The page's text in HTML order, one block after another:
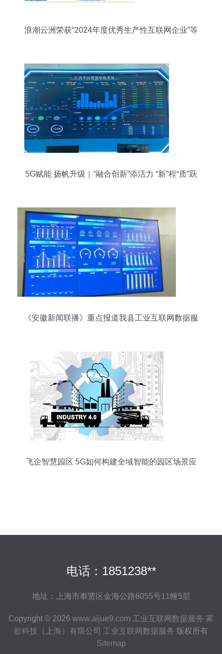
浪潮云洲荣获“2024年度优秀生产性互联网企业”等
5G赋能 扬帆升级｜“融合创新”添活力 “新”程“质”跃
《安徽新闻联播》重点报道我县工业互联网数据服
飞企智慧园区 5G如何构建全域智能的园区场景应
电话：1851238**
地址：上海市奉贤区金海公路6055号11幢5层
Copyright © 2026 www.aijue9.com 工业互联网数据服务 雾
欲科技（上海）有限公司 工业互联网数据服务 版权所有
Sitemap